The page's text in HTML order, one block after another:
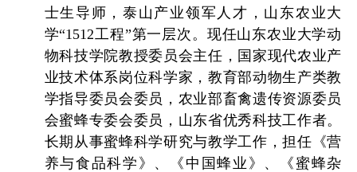
士生导师，泰山产业领军人才，山东农业大
学“1512工程”第一层次。现任山东农业大学动
物科技学院教授委员会主任，国家现代农业产
业技术体系岗位科学家，教育部动物生产类教
学指导委员会委员，农业部畜禽遗传资源委员
会蜜蜂专委会委员，山东省优秀科技工作者。
长期从事蜜蜂科学研究与教学工作，担任《营
养与食品科学》、《中国蜂业》、《蜜蜂杂